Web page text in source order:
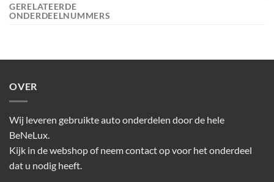
GERELATEERDE
ONDERDEELNUMMERS
OVER
Wij leveren gebruikte auto onderdelen door de hele
BeNeLux.
Kijk in de webshop of neem contact op voor het onderdeel
dat u nodig heeft.